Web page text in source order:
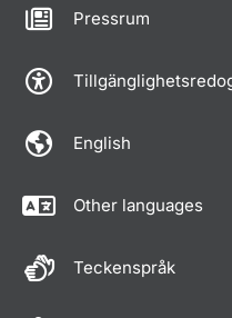
Pressrum
English
Other languages
Teckenspråk